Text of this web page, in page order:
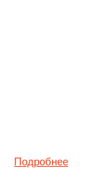
Подробнее